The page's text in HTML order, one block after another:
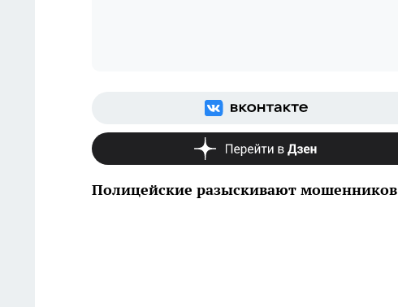
Полицейские разыскивают мошенников